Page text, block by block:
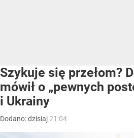
Szykuje się przełom?
mówił o „pewnych
i Ukrainy
Dodano:dzisiaj 21:04